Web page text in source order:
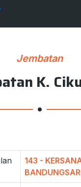
Jembatan
K.
143 -